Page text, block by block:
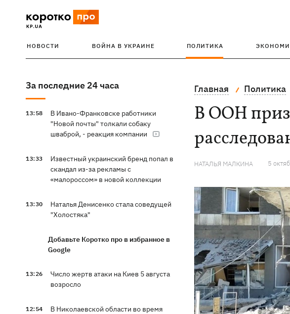
НОВОСТИ ВОЙНА В УКРАИНЕ ПОЛИТИКА
За последние 24 часа
13:58
В Ивано-Франковске работники
"Новой почты" толкали собаку
шваброй, - реакция компании
13:33
Известный украинский бренд попал в
скандал из-за рекламы с
«малороссом» в новой коллекции
13:30
Наталья Денисенко стала соведущей
"Холостяка"
Добавьте Коротко про в избранное в
Google
13:26
Число жертв атаки на Киев 5 августа
возросло
12:54
В Николаевской области во время
Главная Политика
В ООН
НАТАЛЬЯ МАЛКИНА 5